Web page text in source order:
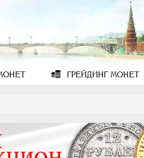
ГРЕЙДИНГМОНЕТ